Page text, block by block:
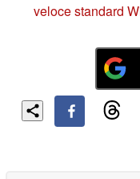
veloce standard